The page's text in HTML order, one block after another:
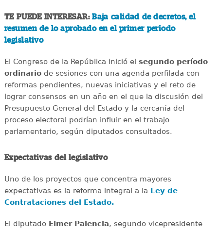
TE PUEDE INTERESAR:Baja calidad de decretos, el
resumen de lo aprobado en el primer periodo
legislativo
El Congreso de la República inició el segundo período
ordinariode sesiones con una agenda perfilada con
reformas pendientes, nuevas iniciativas y el reto de
lograr consensos en un año en el que la discusión del
Presupuesto General del Estado y la cercanía del
proceso electoral podrían influir en el trabajo
parlamentario, según diputados consultados.
Expectativas del legislativo
Uno de los proyectos que concentra mayores
expectativas es la reforma integral a la Ley de
Contrataciones del Estado.
El diputado Elmer Palencia, segundo vicepresidente